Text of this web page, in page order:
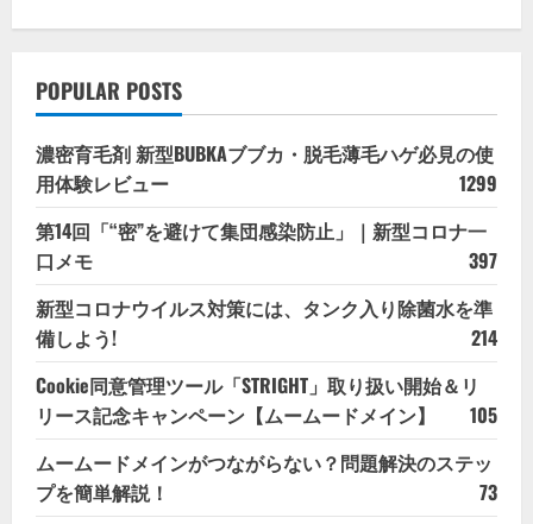
の
を
ご
覧
だ
さ
い
POPULAR POSTS
濃密育毛剤 新型BUBKAブブカ・脱毛薄毛ハゲ必見の使
用体験レビュー
1299
第14回「“密”を避けて集団感染防止」｜新型コロナ一
口メモ
397
新型コロナウイルス対策には、タンク入り除菌水を準
備しよう!
214
Cookie同意管理ツール「STRIGHT」取り扱い開始＆リ
リース記念キャンペーン【ムームードメイン】
105
ムームードメインがつながらない？問題解決のステッ
プを簡単解説！
73